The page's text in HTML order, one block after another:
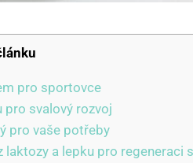
pro sportovce
pro svalový rozvoj
pro vaše potřeby
a lepku pro regeneraci